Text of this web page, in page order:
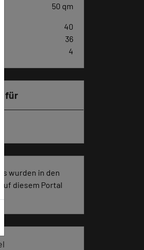
50 qm
40
36
4
für
wurden in den
diesem Portal